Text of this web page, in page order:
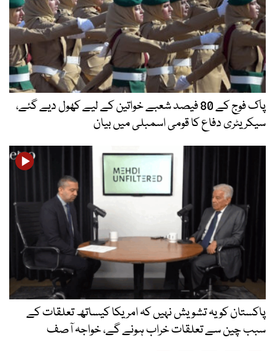
پاک فوج کے 80 فیصد شعبے خواتین کے لیے کھول دیے گئے،
سیکریٹری دفاع کا قومی اسمبلی میں بیان
پاکستان کو یہ تشویش نہیں کہ امریکا کیساتھ تعلقات کے
سبب چین سے تعلقات خراب ہونے گے، خواجہ آصف